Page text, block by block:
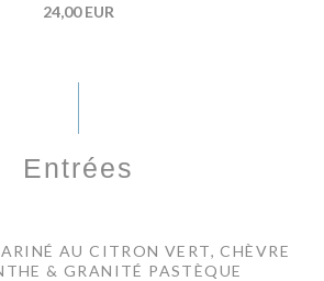
24,00 EUR
Entrées
AU CITRON VERT, CHÈVRE
& GRANITÉ PASTÈQUE